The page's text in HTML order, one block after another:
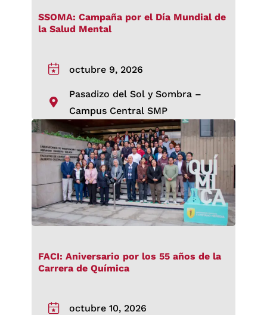
SSOMA: Campaña por el Día Mundial de
la Salud Mental
octubre 9, 2026
Pasadizo del Sol y Sombra –
Campus Central SMP
FACI: Aniversario por los 55 años de la
Carrera de Química
octubre 10, 2026